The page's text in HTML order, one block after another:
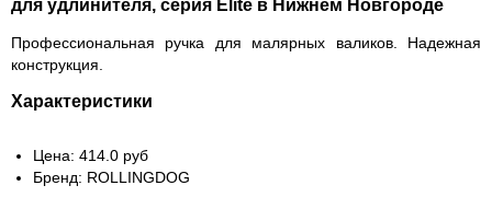
для удлинителя, серия Elite в Нижнем Новгороде
Профессиональная ручка для малярных валиков. Надежная
конструкция.
Характеристики
Цена: 414.0 руб
Бренд: ROLLINGDOG